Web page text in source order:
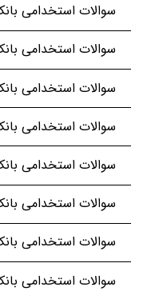
سوالات استخدامی
سوالات استخدامی
سوالات استخدامی
سوالات استخدامی
سوالات استخدامی
سوالات استخدامی
سوالات استخدامی
سوالات استخدامی